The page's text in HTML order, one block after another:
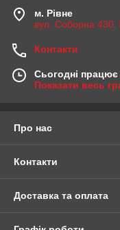
м. Рівне
вул. Соборна 430,
Контакти
Сьогодні
Показати весь
Про нас
Контакти
Доставка та оплата